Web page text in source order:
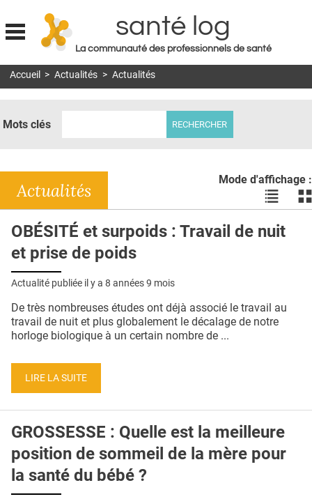
Jump to navigation
santé log
La communauté des professionnels de santé
MON COMPTE
DOSSIERS
RÉSEAUX
E-REVUE SAD
THÉMA
QUI SOMMES-NOUS ?
CONDITIONS GÉNÉRALES
CRÉDITS
Accueil > Actualités > Actualités
Mots clés
Mode d'affichage :
Voir
les
en
les
Actualités
OBÉSITÉ et surpoids : Travail de nuit
et prise de poids
Actualité publiée il y a 8 années 9 mois
De très nombreuses études ont déjà associé le travail au
travail de nuit et plus globalement le décalage de notre
horloge biologique à un certain nombre de ...
LIRE LA SUITE
GROSSESSE : Quelle est la meilleure
position de sommeil de la mère pour
la santé du bébé ?